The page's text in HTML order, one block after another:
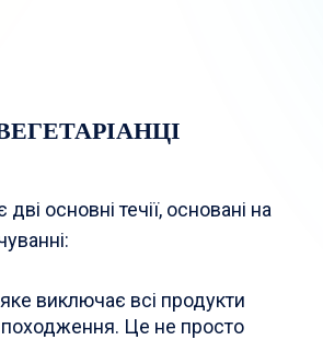
дві основні течії, основані на
виключає всі продукти
походження. Це не просто